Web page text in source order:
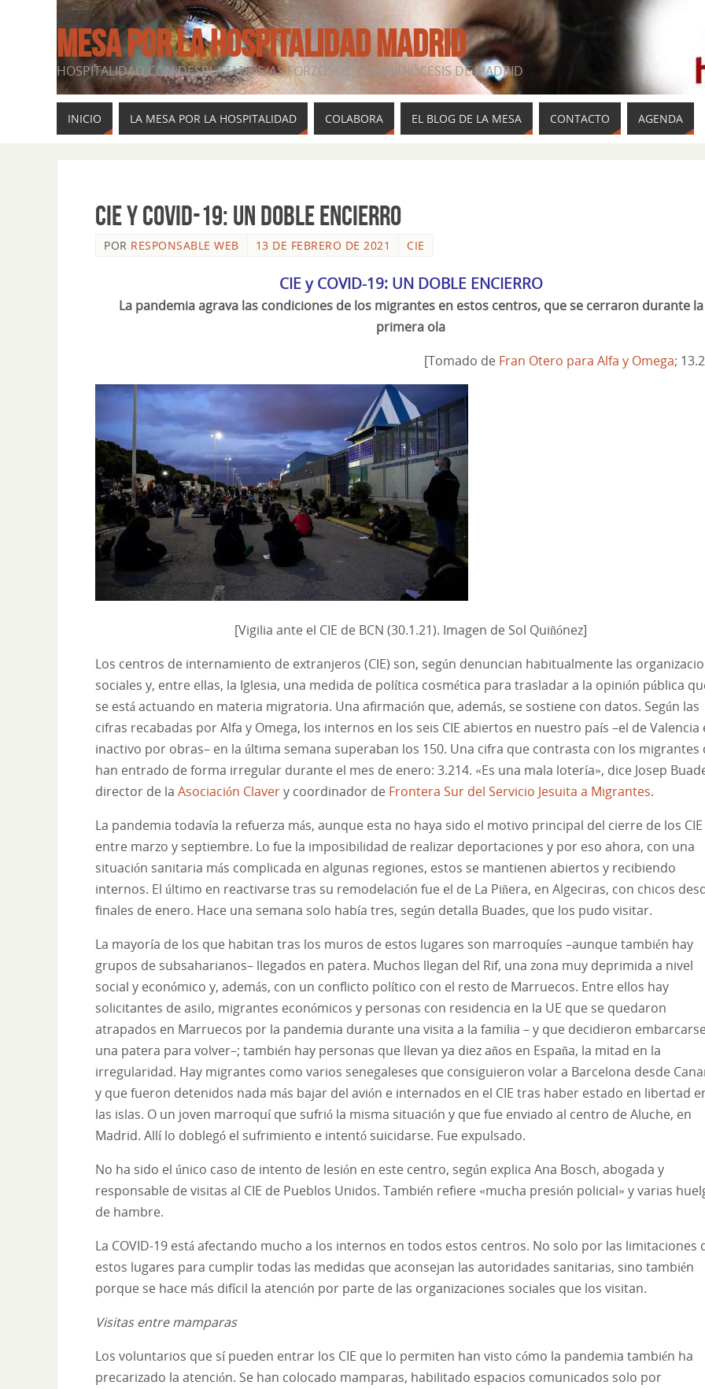
MESA POR LA HOSPITALIDAD MADRID
HOSPITALIDAD CON DESPLAZADOS/AS FORZOSOS - ARCHIDIÓCESIS DE MADRID
INICIO LA MESA POR LA HOSPITALIDAD COLABORA EL BLOG DE LA MESA CONTACTO AGENDA
CIE y COVID-19: un doble encierro
POR RESPONSABLE WEB 13 DE FEBRERO DE 2021 CIE
CIE y COVID-19: UN DOBLE ENCIERRO
La pandemia agrava las condiciones de los migrantes en estos centros, que se cerraron durante la
primera ola
[Tomado de Fran Otero para Alfa y Omega;
[Vigilia ante el CIE de BCN (30.1.21). Imagen de Sol Quiñónez]
Los centros de internamiento de extranjeros (CIE) son, según denuncian habitualmente las
sociales y, entre ellas, la Iglesia, una medida de política cosmética para trasladar a la opinión pública
se está actuando en materia migratoria. Una afirmación que, además, se sostiene con datos. Según las
cifras recabadas por Alfa y Omega, los internos en los seis CIE abiertos en nuestro país –el de Valencia
inactivo por obras– en la última semana superaban los 150. Una cifra que contrasta con los migrantes
han entrado de forma irregular durante el mes de enero: 3.214. «Es una mala lotería», dice Josep
director de la Asociación Clavery coordinador de Frontera Sur del Servicio Jesuita a Migrantes.
La pandemia todavía la refuerza más, aunque esta no haya sido el motivo principal del cierre de los CIE
entre marzo y septiembre. Lo fue la imposibilidad de realizar deportaciones y por eso ahora, con una
situación sanitaria más complicada en algunas regiones, estos se mantienen abiertos y recibiendo
internos. El último en reactivarse tras su remodelación fue el de La Piñera, en Algeciras, con chicos
finales de enero. Hace una semana solo había tres, según detalla Buades, que los pudo visitar.
La mayoría de los que habitan tras los muros de estos lugares son marroquíes –aunque también hay
grupos de subsaharianos– llegados en patera. Muchos llegan del Rif, una zona muy deprimida a nivel
social y económico y, además, con un conflicto político con el resto de Marruecos. Entre ellos hay
solicitantes de asilo, migrantes económicos y personas con residencia en la UE que se quedaron
atrapados en Marruecos por la pandemia durante una visita a la familia – y que decidieron
una patera para volver–; también hay personas que llevan ya diez años en España, la mitad en la
irregularidad. Hay migrantes como varios senegaleses que consiguieron volar a Barcelona desde
y que fueron detenidos nada más bajar del avión e internados en el CIE tras haber estado en libertad
las islas. O un joven marroquí que sufrió la misma situación y que fue enviado al centro de Aluche, en
Madrid. Allí lo doblegó el sufrimiento e intentó suicidarse. Fue expulsado.
No ha sido el único caso de intento de lesión en este centro, según explica Ana Bosch, abogada y
responsable de visitas al CIE de Pueblos Unidos. También refiere «mucha presión policial» y varias
de hambre.
La COVID-19 está afectando mucho a los internos en todos estos centros. No solo por las limitaciones
estos lugares para cumplir todas las medidas que aconsejan las autoridades sanitarias, sino también
porque se hace más difícil la atención por parte de las organizaciones sociales que los visitan.
Visitas entre mamparas
Los voluntarios que sí pueden entrar los CIE que lo permiten han visto cómo la pandemia también ha
precarizado la atención. Se han colocado mamparas, habilitado espacios comunicados solo por